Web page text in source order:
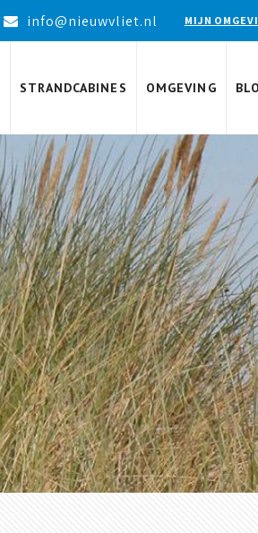
info@nieuwvliet.nl MIJN
STRANDCABINES OMGEVING